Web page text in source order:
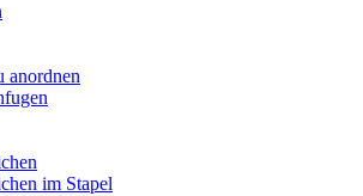
anordnen
im Stapel